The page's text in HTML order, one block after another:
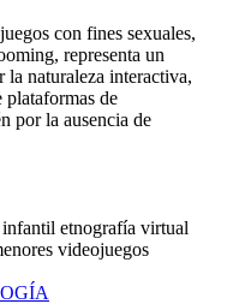
con fines sexuales,
representa un
naturaleza interactiva,
plataformas de
por la ausencia de
infantil etnografía virtual
videojuegos